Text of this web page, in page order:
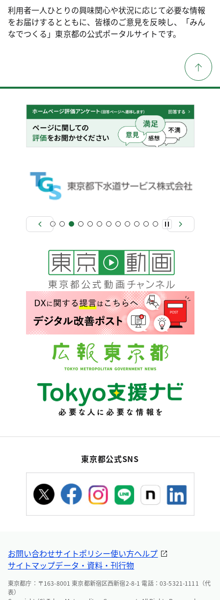
利用者一人ひとりの興味関心や状況に応じて必要な情報
をお届けするとともに、皆様のご意見を反映し、「みん
なでつくる」東京都の公式ポータルサイトです。
東京都公式SNS
お問い合わせサイトポリシー使い方ヘルプ
サイトマップデータ・資料・刊行物
東京都庁：〒163-8001 東京都新宿区西新宿2-8-1 電話：03-5321-1111（代
表）